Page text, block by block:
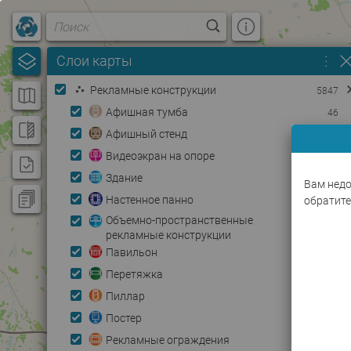
Password
Слои карты .
..
Рекламные конструкции 5847
Афишная тумба 46
Афишный стенд
Видеоэкран на опоре
Здание
Настенное панно 233
Объемно-пространственные
рекламные конструкции
Павильон
Перетяжка
Пиллар
Постер
Рекламные ограждения
Вам